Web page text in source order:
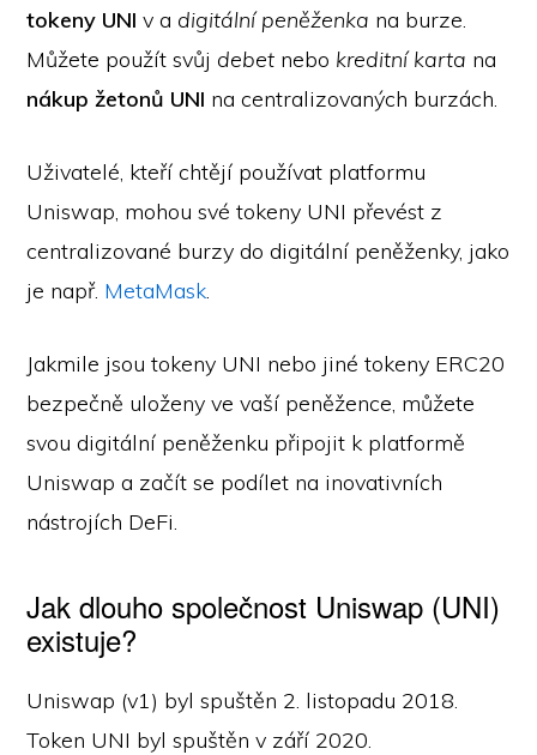
tokeny UNIv a digitální peněženka na burze.
Můžete použít svůj debet nebo kreditní karta na
nákup žetonů UNI na centralizovaných burzách.
Uživatelé, kteří chtějí používat platformu
Uniswap, mohou své tokeny UNI převést z
centralizované burzy do digitální peněženky, jako
je např. MetaMask.
Jakmile jsou tokeny UNI nebo jiné tokeny ERC20
bezpečně uloženy ve vaší peněžence, můžete
svou digitální peněženku připojit k platformě
Uniswap a začít se podílet na inovativních
nástrojích DeFi.
Jak dlouho společnost Uniswap (UNI)
existuje?
Uniswap (v1) byl spuštěn 2. listopadu 2018.
Token UNI byl spuštěn v září 2020.